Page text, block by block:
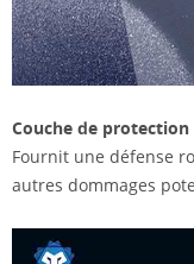
Couche de
Fournit une défense
autres dommages